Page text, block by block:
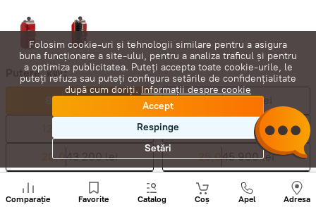
Putere, kW:
8,034 800 lei 10,038 974 lei
41 684 lei
20,043 200 lei 25,045 900 lei
50 150 lei 35,0 53 500 lei
Comparație Favorite Catalog Coș Apel Adresa
Sunați
+
Folosim cookie-uri și tehnologii similare pentru a asigura
buna funcționare a site-ului, pentru a analiza traficul și pentru
a optimiza publicitatea. Puteți accepta toate cookie-urile, le
puteți refuza sau puteți configura setările de confidențialitate
după cum doriți.Informații despre cookie
Accept
Respinge
Setări